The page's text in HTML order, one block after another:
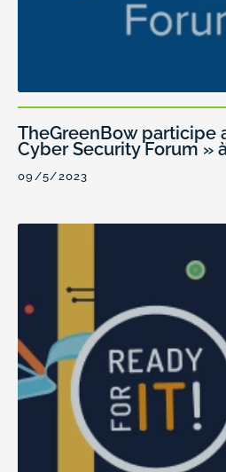
TheGreenBow participe
Cyber Security Forum »
09/5/2023